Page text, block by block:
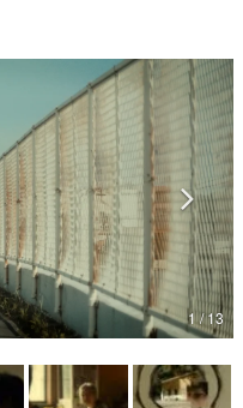
？
がゲームの魅力を画面や操作の
ていく、硬派で骨太な評論連載
ボス」… ゲームにまつわる言葉
ンピューター文化史研究家・タ
1 / 13